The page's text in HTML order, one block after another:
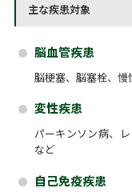
主な疾患対象
脳血管疾患
脳梗塞、脳塞栓、
変性疾患
パーキンソン病、
など
自己免疫疾患